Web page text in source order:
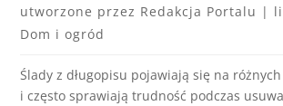
utworzone przez Redakcja Portalu |
Dom i ogród
Ślady z długopisu pojawiają się na
i często sprawiają trudność podczas